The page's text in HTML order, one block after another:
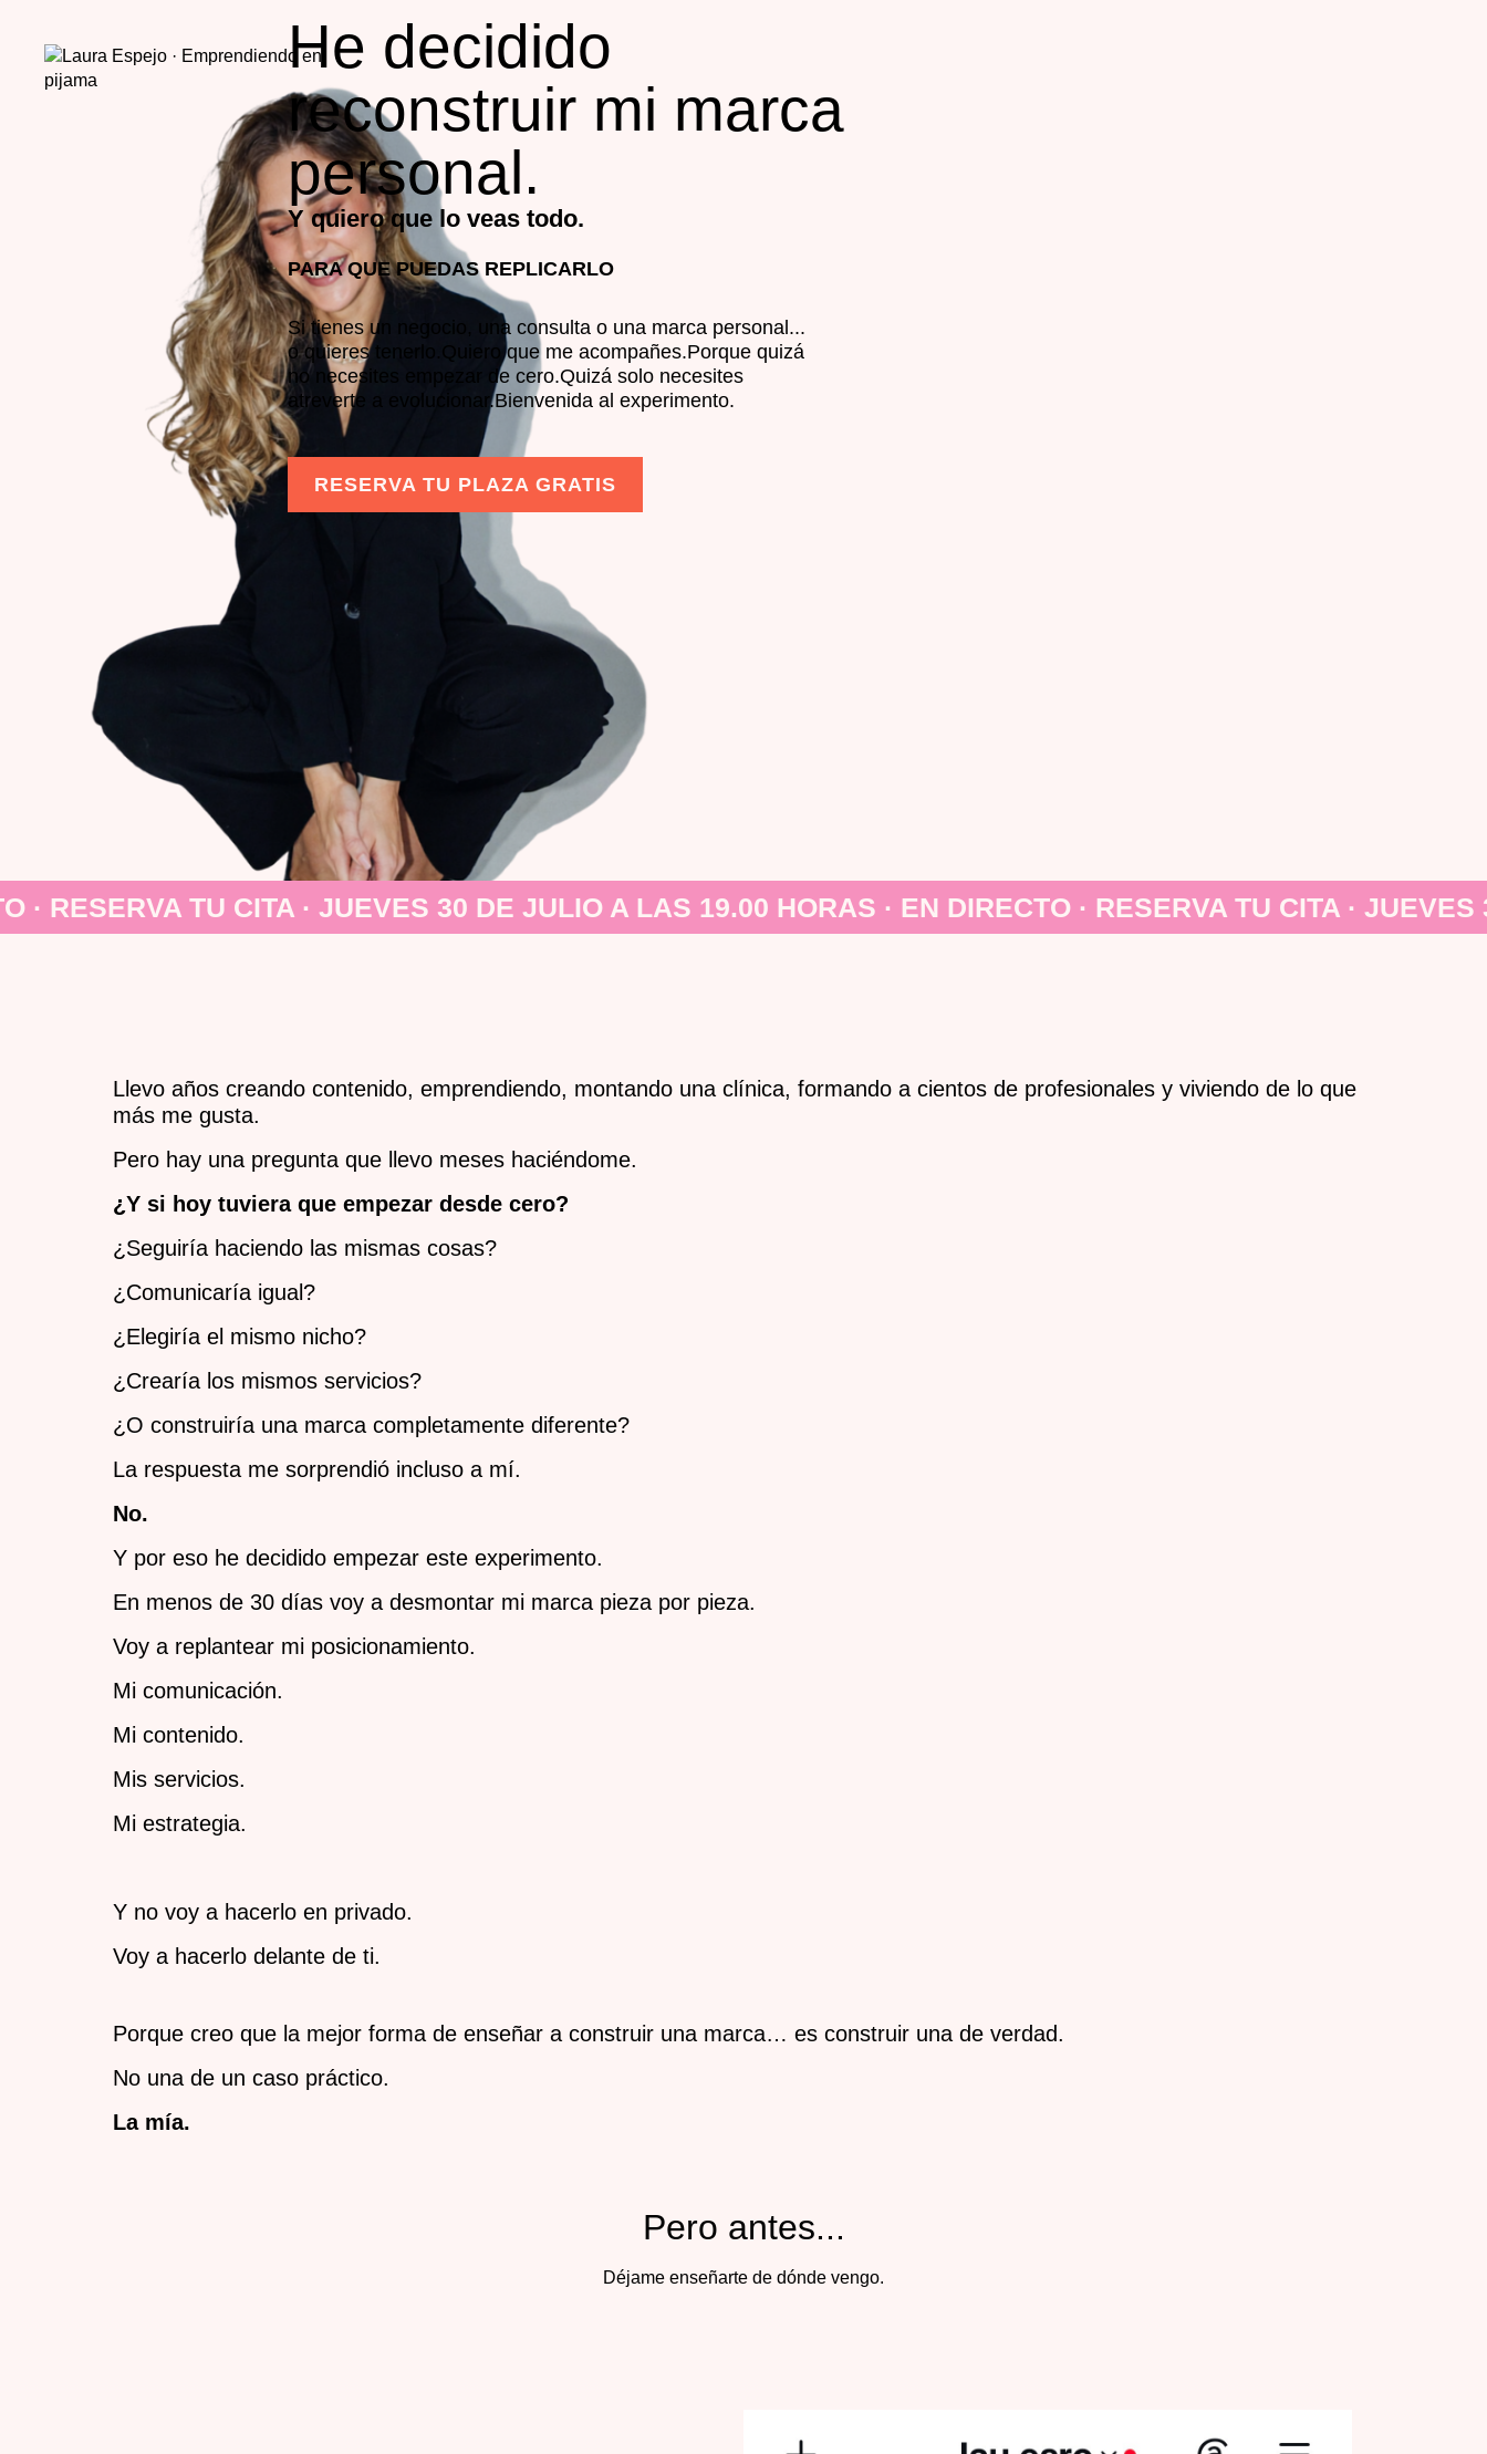
He decidido
reconstruir mi marca
personal.
Y quiero que lo veas todo.
PARA QUE PUEDAS REPLICARLO
Si tienes un negocio, una consulta o una marca personal...
o quieres tenerlo.Quiero que me acompañes.Porque quizá
no necesites empezar de cero.Quizá solo necesites
atreverte a evolucionar.Bienvenida al experimento.
RESERVA TU PLAZA GRATIS
RESERVA TU CITA · JUEVES 30 DE JULIO A LAS 19.00 HORAS · EN DIRECTO · RESERVA TU CITA ·
Llevo años creando contenido, emprendiendo, montando una clínica, formando a cientos de profesionales y viviendo de lo que
más me gusta.
Pero hay una pregunta que llevo meses haciéndome.
¿Y si hoy tuviera que empezar desde cero?
¿Seguiría haciendo las mismas cosas?
¿Comunicaría igual?
¿Elegiría el mismo nicho?
¿Crearía los mismos servicios?
¿O construiría una marca completamente diferente?
La respuesta me sorprendió incluso a mí.
No.
Y por eso he decidido empezar este experimento.
En menos de 30 días voy a desmontar mi marca pieza por pieza.
Voy a replantear mi posicionamiento.
Mi comunicación.
Mi contenido.
Mis servicios.
Mi estrategia.
Y no voy a hacerlo en privado.
Voy a hacerlo delante de ti.
Porque creo que la mejor forma de enseñar a construir una marca… es construir una de verdad.
No una de un caso práctico.
La mía.
Pero antes...
Déjame enseñarte de dónde vengo.